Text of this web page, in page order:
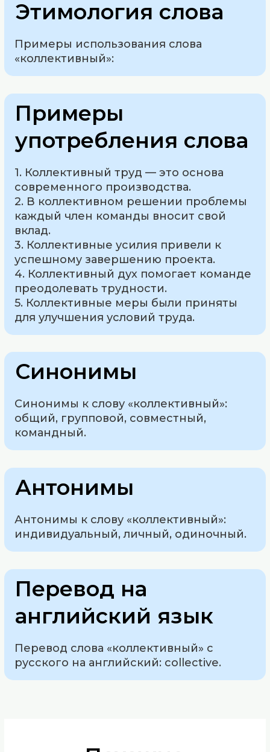
Этимология слова
Примеры использования слова
«коллективный»:
Примеры
употребления слова
1. Коллективный труд — это основа
современного производства.
2. В коллективном решении проблемы
каждый член команды вносит свой
вклад.
3. Коллективные усилия привели к
успешному завершению проекта.
4. Коллективный дух помогает команде
преодолевать трудности.
5. Коллективные меры были приняты
для улучшения условий труда.
Синонимы
Синонимы к слову «коллективный»:
общий, групповой, совместный,
командный.
Антонимы
Антонимы к слову «коллективный»:
индивидуальный, личный, одиночный.
Перевод на
английский язык
Перевод слова «коллективный» с
русского на английский: collective.